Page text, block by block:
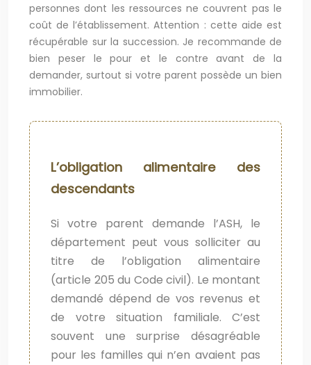
personnes dont les ressources ne couvrent pas le
coût de l’établissement. Attention : cette aide est
récupérable sur la succession. Je recommande de
bien peser le pour et le contre avant de la
demander, surtout si votre parent possède un bien
immobilier.
L’obligation alimentaire des
descendants
Si votre parent demande l’ASH, le
département peut vous solliciter au
titre de l’obligation alimentaire
(article 205 du Code civil). Le montant
demandé dépend de vos revenus et
de votre situation familiale. C’est
souvent une surprise désagréable
pour les familles qui n’en avaient pas